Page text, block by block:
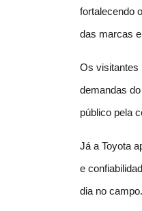
fortalecendo
das marcas
Os visitantes
demandas
público pela
Já a Toyota
e
dia no campo.